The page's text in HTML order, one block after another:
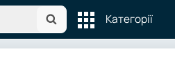
Категорії